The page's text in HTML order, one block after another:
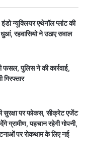
न्यूक्लियर एथेनॉल प्लांट की
रहवासियो ने उठाए सवाल
पुलिस ने की कार्रवाई,
सुरक्षा पर फोकस, सीक्रेट एजेंट
ग्रामीण, पहचान रहेगी गोपनी,
पर रोकथाम के लिए नई